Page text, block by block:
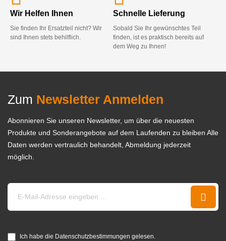
Wir Helfen Ihnen
Sie finden Ihr Ersatzteil nicht? Wir
sind Ihnen stets behilflich.
Schnelle Lieferung
Sobald Sie Ihr gewünschtes Teil
finden, ist es praktisch bereits auf
dem Weg zu Ihnen!
Zum Newsletter Anmelden
Abonnieren Sie unseren Newsletter, um über die neuesten
Produkte und Sonderangebote auf dem Laufenden zu bleiben Alle
Daten werden vertraulich behandelt, Abmeldung jederzeit
möglich.
Ich habe die Datenschutzbestimmungen gelesen.